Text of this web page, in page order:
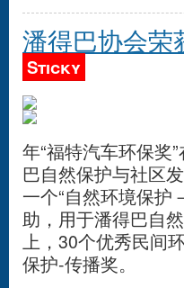
潘得巴协会荣
Sticky
年“福特汽车环保奖
巴自然保护与社区
一个“自然环境保护
助，用于潘得巴自
上，30个优秀民间
保护-传播奖。